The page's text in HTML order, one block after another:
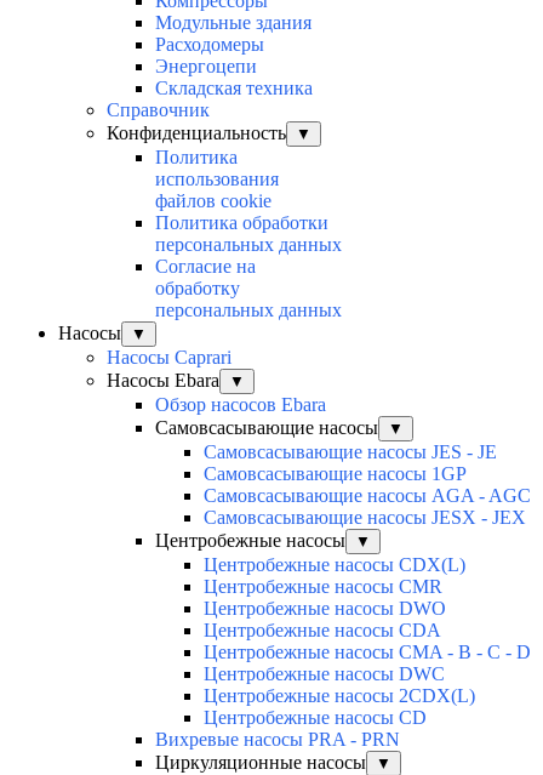
Модульные здания
Расходомеры
Энергоцепи
Складская техника
Справочник
Конфиденциальность
▼
Политика
использования
файлов cookie
Политика обработки
персональных данных
Согласие на
обработку
персональных данных
Насосы
▼
Насосы Caprari
Насосы Ebara
▼
Обзор насосов Ebara
Самовсасывающие насосы
▼
Самовсасывающие насосы JES - JE
Самовсасывающие насосы 1GP
Самовсасывающие насосы AGA - AGC
Самовсасывающие насосы JESX - JEX
Центробежные насосы
▼
Центробежные насосы CDX(L)
Центробежные насосы CMR
Центробежные насосы DWO
Центробежные насосы CDA
Центробежные насосы CMA - B - C - D
Центробежные насосы DWC
Центробежные насосы 2CDX(L)
Центробежные насосы CD
Вихревые насосы PRA - PRN
Циркуляционные насосы
▼